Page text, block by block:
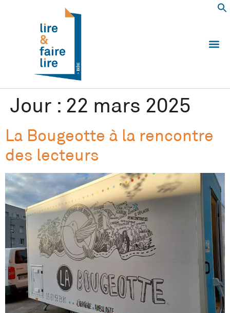
Jour : 22 mars 2025
La Bougeotte à la rencontre
des lecteurs